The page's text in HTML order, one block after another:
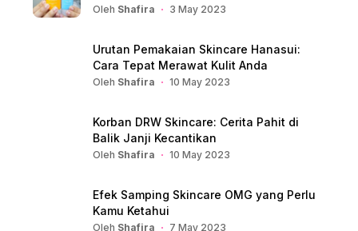
Oleh Shafira 3 May 2023
Urutan Pemakaian Skincare Hanasui:
Cara Tepat Merawat Kulit Anda
Oleh Shafira 10 May 2023
Korban DRW Skincare: Cerita Pahit di
Balik Janji Kecantikan
Oleh Shafira 10 May 2023
Efek Samping Skincare OMG yang Perlu
Kamu Ketahui
Oleh Shafira 7 May 2023